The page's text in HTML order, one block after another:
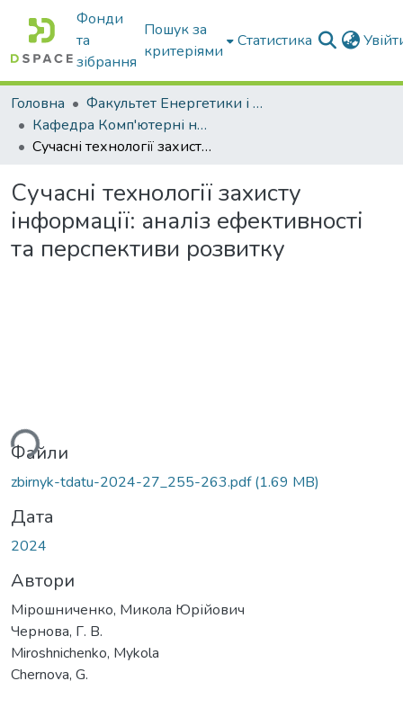
Фонди
та
зібрання
Пошук за
критеріями
Статистика
Головна
Факультет Енергетики і комп'ютерних технологій
Кафедра Комп'ютерні науки
Сучасні технології захисту інформації: аналіз ефективності та перспективи розвитку
Сучасні технології захисту
інформації: аналіз ефективності
та перспективи розвитку
Файли
zbirnyk-tdatu-2024-27_255-263.pdf(1.69 MB)
Дата
2024
Автори
Мірошниченко, Микола Юрійович
Чернова, Г. В.
Miroshnichenko, Mykola
Chernova, G.